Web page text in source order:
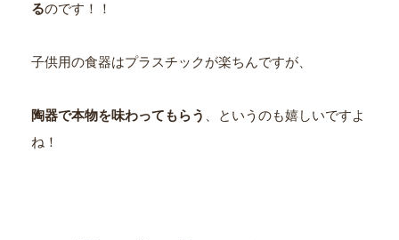
るのです！！
子供用の食器はプラスチックが楽ちんですが、
陶器で本物を味わってもらう
、というのも嬉しいですよ
ね！